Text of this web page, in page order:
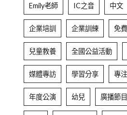
Emily老師 IC之音 中文
企業培訓 企業訓練 免
兒童教養 全國公益活動
媒體專訪 學習分享 專
年度公演 幼兒 廣播節目